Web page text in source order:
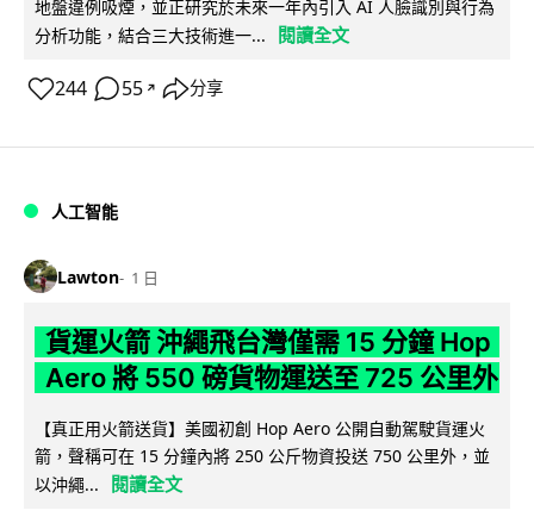
地盤違例吸煙，並正研究於未來一年內引入 AI 人臉識別與行為
分析功能，結合三大技術進一...
閱讀全文
244 55 ↗ 分享
人工智能
Lawton 1 日
貨運火箭 沖繩飛台灣僅需 15 分鐘 Hop
Aero 將 550 磅貨物運送至 725 公里外
【真正用火箭送貨】美國初創 Hop Aero 公開自動駕駛貨運火
箭，聲稱可在 15 分鐘內將 250 公斤物資投送 750 公里外，並
以沖繩...
閱讀全文